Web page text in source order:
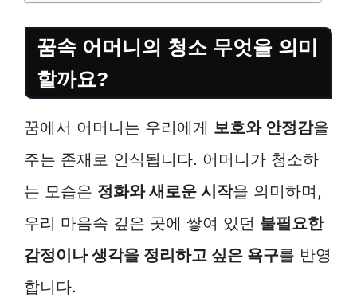
꿈속 어머니의 청소 무엇을 의미
할까요?
꿈에서 어머니는 우리에게 보호와 안정감을
주는 존재로 인식됩니다. 어머니가 청소하
는 모습은 정화와 새로운 시작을 의미하며,
우리 마음속 깊은 곳에 쌓여 있던 불필요한
감정이나 생각을 정리하고 싶은 욕구를 반영
합니다.